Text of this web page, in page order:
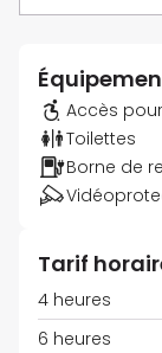
Accès
Toilettes
Borne de
Tarif
4 heures
6 heures